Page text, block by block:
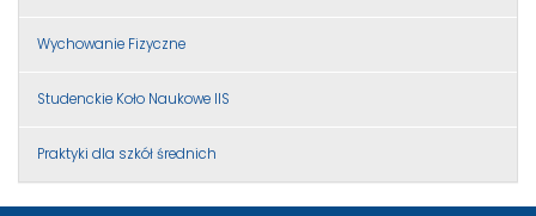
Wychowanie Fizyczne
Studenckie Koło Naukowe IIS
Praktyki dla szkół średnich